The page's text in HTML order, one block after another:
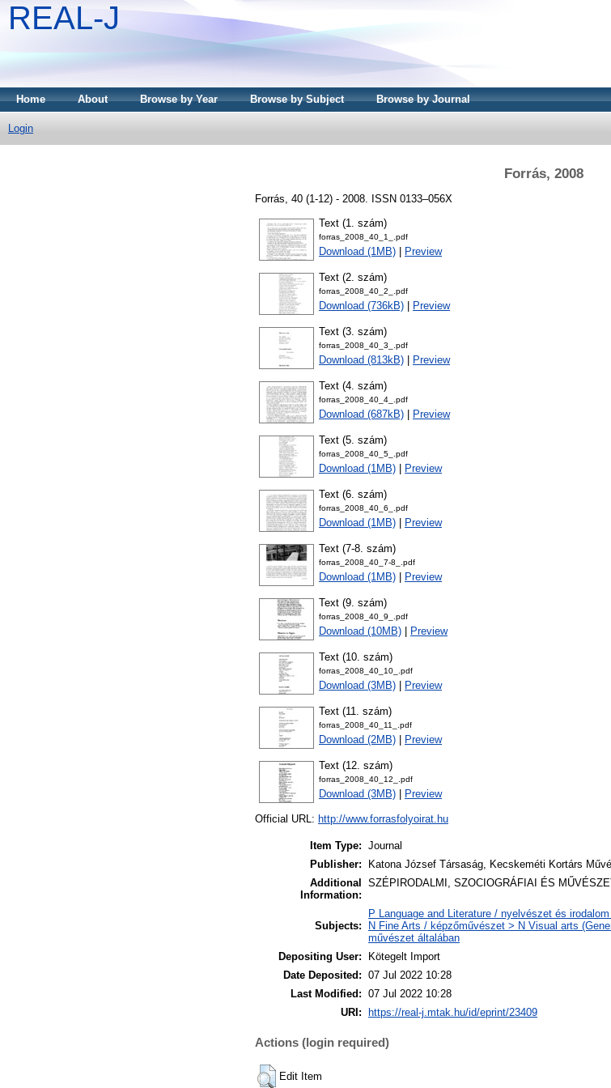
REAL-J
Home About Browse by Year Browse by Subject Browse by Journal
Login
Forrás, 2008
Forrás, 40 (1-12) - 2008. ISSN 0133–056X
Text (1. szám)
forras_2008_40_1_.pdf
Download (1MB) Preview
Text (2. szám)
forras_2008_40_2_.pdf
Download (736kB) Preview
Text (3. szám)
forras_2008_40_3_.pdf
Download (813kB) Preview
Text (4. szám)
forras_2008_40_4_.pdf
Download (687kB) Preview
Text (5. szám)
forras_2008_40_5_.pdf
Download (1MB) Preview
Text (6. szám)
forras_2008_40_6_.pdf
Download (1MB) Preview
Text (7-8. szám)
forras_2008_40_7-8_.pdf
Download (1MB) Preview
Text (9. szám)
forras_2008_40_9_.pdf
Download (10MB) Preview
Text (10. szám)
forras_2008_40_10_.pdf
Download (3MB) Preview
Text (11. szám)
forras_2008_40_11_.pdf
Download (2MB) Preview
Text (12. szám)
forras_2008_40_12_.pdf
Download (3MB) Preview
Official URL: http://www.forrasfolyoirat.hu
Item Type: Journal
Publisher:
Katona József Társaság, Kecskeméti Kortárs
Additional
Information:
SZÉPIRODALMI, SZOCIOGRÁFIAI ÉS
Subjects:
P Language and Literature / nyelvészet és
N Fine Arts / képzőművészet > N Visual arts
művészet általában
Depositing User:
Kötegelt Import
Date Deposited: 07 Jul 2022 10:28
Last Modified: 07 Jul 2022 10:28
URI:
https://real-j.mtak.hu/id/eprint/23409
Actions (login required)
Edit Item